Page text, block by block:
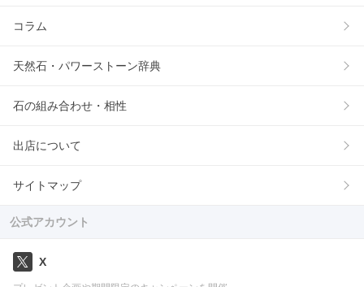
コラム
天然石・パワーストーン辞典
石の組み合わせ・相性
出店について
サイトマップ
公式アカウント
X